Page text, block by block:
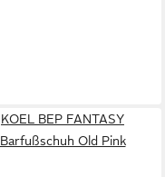
KOEL BEP FANTASY
Barfußschuh Old Pink